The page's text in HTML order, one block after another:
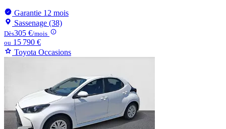
Garantie 12 mois
Sassenage (38)
Dès305 €/mois
ou 15 790 €
Toyota Occasions